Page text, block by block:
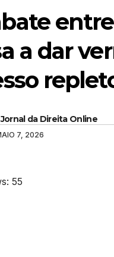
a dar
Jornal da Direita Online
7, 2026
55